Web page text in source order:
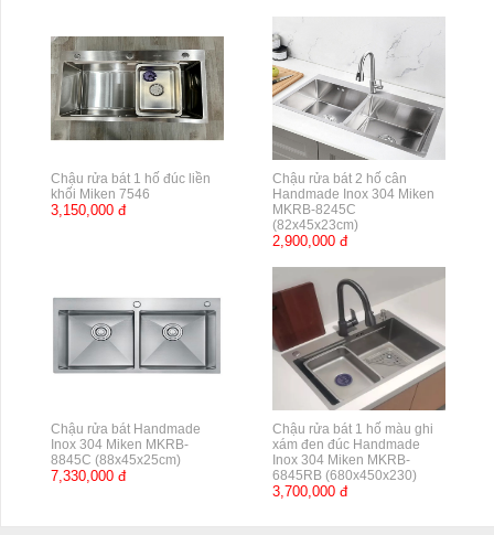
Chậu rửa bát 1 hố đúc liền
khối Miken 7546
3,150,000 đ
Chậu rửa bát 2 hố cân
Handmade Inox 304 Miken
MKRB-8245C
(82x45x23cm)
2,900,000 đ
Chậu rửa bát Handmade
Inox 304 Miken MKRB-
8845C (88x45x25cm)
7,330,000 đ
Chậu rửa bát 1 hố màu ghi
xám đen đúc Handmade
Inox 304 Miken MKRB-
6845RB (680x450x230)
3,700,000 đ